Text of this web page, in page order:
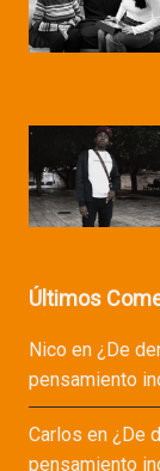
Últimos
Nicoen ¿De
pensamiento
Carlos en ¿De
pensamiento